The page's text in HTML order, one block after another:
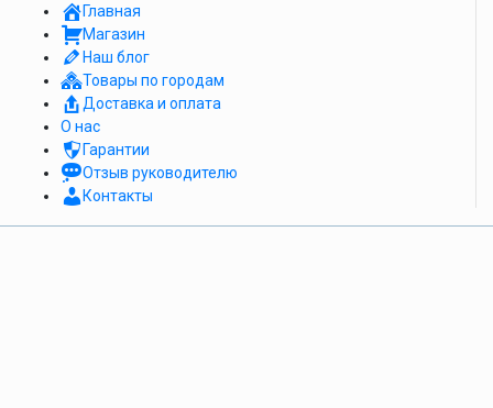
Главная
Магазин
Наш блог
Товары по городам
Доставка и оплата
О нас
Гарантии
Отзыв руководителю
Контакты